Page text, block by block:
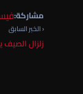
مشاركة:
‹ الخبر السابق
زلزال